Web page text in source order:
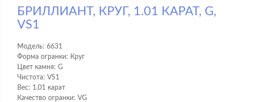
БРИЛЛИАНТ, КРУГ, 1.01 КАРАТ, G,
VS1
Модель:6631
Форма огранки: Круг
Цвет камня: G
Чистота: VS1
Вес: 1.01 карат
Качество огранки: VG